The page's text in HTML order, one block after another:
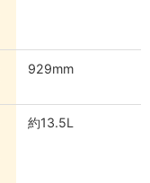
929mm
約13.5L